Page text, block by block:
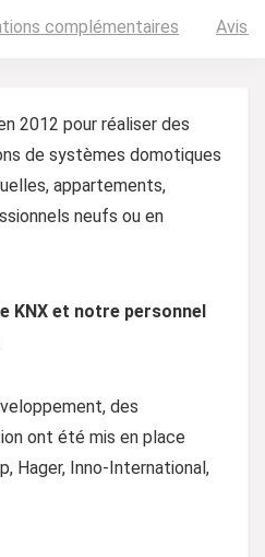
complémentaires Avis
2012 pour réaliser des
de systèmes domotiques
appartements,
neufs ou en
et notre personnel
des
ont été mis en place
Hager, Inno-International,